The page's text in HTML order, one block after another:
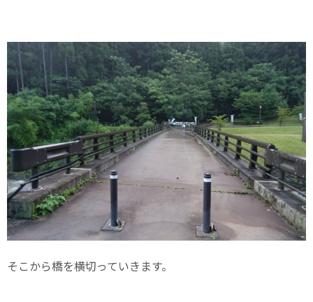
そこから橋を横切っていきます。